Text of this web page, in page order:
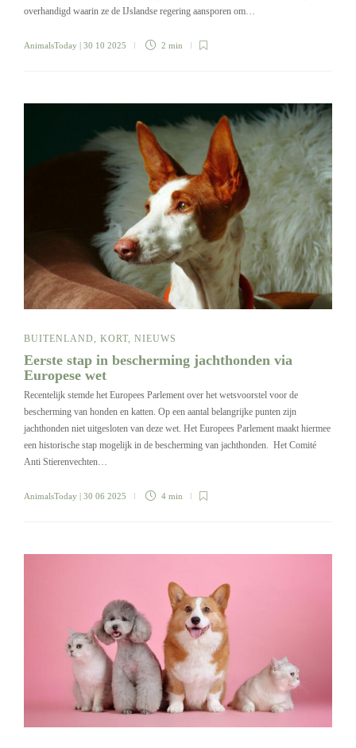
overhandigd waarin ze de IJslandse regering aansporen om…
AnimalsToday | 30 10 2025 2 min
BUITENLAND KORT NIEUWS
Eerste stap in bescherming jachthonden via
Europese wet
Recentelijk stemde het Europees Parlement over het wetsvoorstel voor de
bescherming van honden en katten. Op een aantal belangrijke punten zijn
jachthonden niet uitgesloten van deze wet. Het Europees Parlement maakt hiermee
een historische stap mogelijk in de bescherming van jachthonden. Het Comité
Anti Stierenvechten…
AnimalsToday | 30 06 2025 4 min